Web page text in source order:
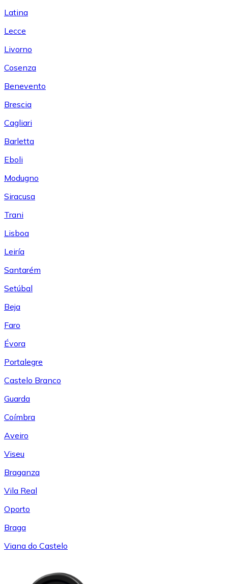
Latina
Lecce
Livorno
Cosenza
Benevento
Brescia
Cagliari
Barletta
Eboli
Modugno
Siracusa
Trani
Lisboa
Leiría
Santarém
Setúbal
Beja
Faro
Évora
Portalegre
Castelo Branco
Guarda
Coímbra
Aveiro
Viseu
Braganza
Vila Real
Oporto
Braga
Viana do Castelo